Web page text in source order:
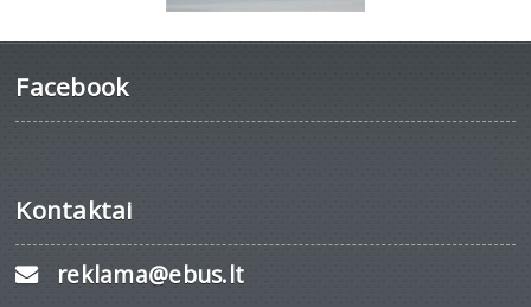
Facebook
Kontaktai
reklama@ebus.lt